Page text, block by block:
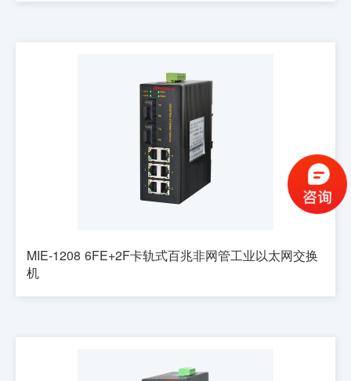
MIE-1208 6FE+2F卡轨式百兆非网管工业以太网交换
机